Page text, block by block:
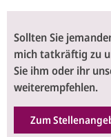
Für folgende
Personen/
Leistungen an:
Sollten Sie
mich tatkräftig zu
Sie ihm oder ihr
weiterempfehlen.
Zum